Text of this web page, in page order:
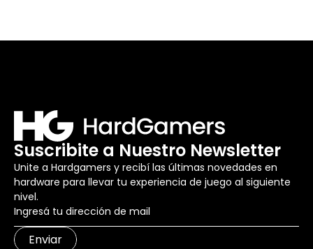
Suscribite a Nuestro Newsletter
Unite a Hardgamers y recibí las últimas novedades en
hardware para llevar tu experiencia de juego al siguiente
nivel.
Enviar